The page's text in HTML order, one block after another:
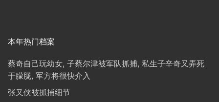
本年热门档案
蔡奇自己玩幼女, 子蔡尔津被军队抓捕, 私生子辛奇又弄死
于朦胧, 军方将很快介入
张又侠被抓捕细节